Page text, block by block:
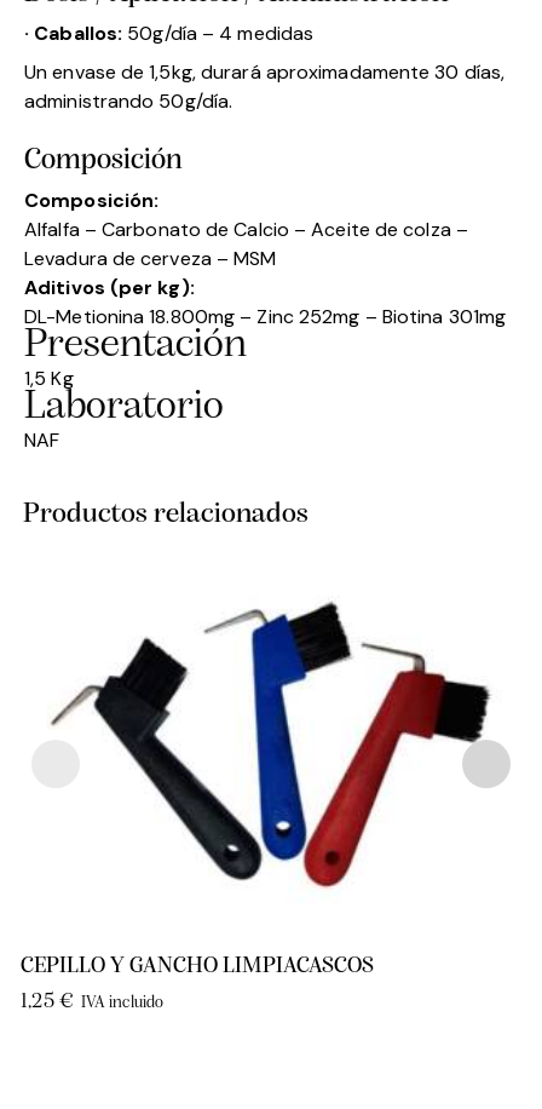
· Caballos: 50g/día – 4 medidas
Un envase de 1,5kg, durará aproximadamente 30 días,
administrando 50g/día.
Composición
Composición:
Alfalfa – Carbonato de Calcio – Aceite de colza –
Levadura de cerveza – MSM
Aditivos (per kg):
DL-Metionina 18.800mg – Zinc 252mg – Biotina 301mg
Presentación
1,5 Kg
Laboratorio
NAF
Productos relacionados
CEPILLO Y GANCHO LIMPIACASCOS
1,25 € IVA incluido